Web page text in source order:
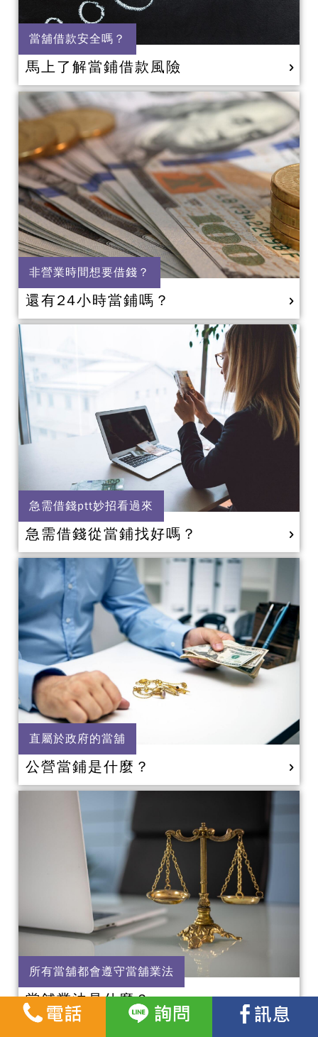
當舖借款安全嗎？
馬上了解當鋪借款風險
非營業時間想要借錢？
還有24小時當鋪嗎？
急需借錢ptt妙招看過來
急需借錢從當鋪找好嗎？
直屬於政府的當舖
公營當鋪是什麼？
所有當舖都會遵守當舖業法
當舖業法是什麼？